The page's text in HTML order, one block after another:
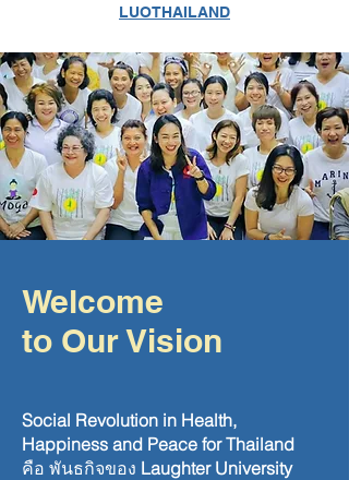
LUOTHAILAND
Welcome
to Our Vision
Social Revolution in Health,
Happiness and Peace for Thailand
คือ พันธกิจของ Laughter University